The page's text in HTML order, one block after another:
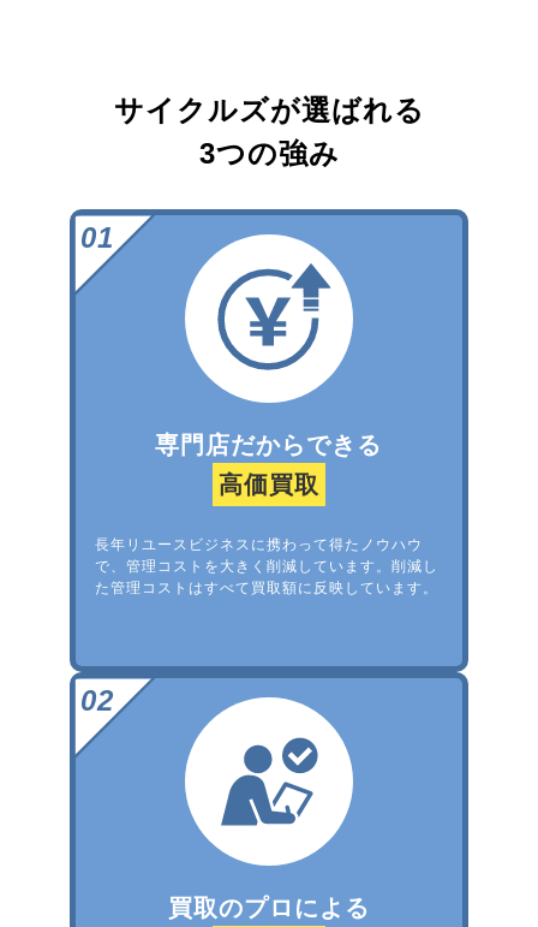
サイクルズが選ばれる
3つの強み
専門店だからできる
高価買取
長年リユースビジネスに携わって得たノウハウ
で、管理コストを大きく削減しています。削減し
た管理コストはすべて買取額に反映しています。
買取のプロによる